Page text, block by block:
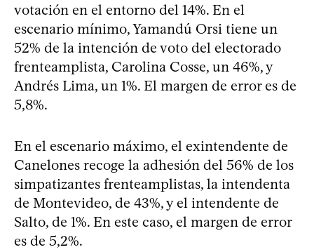
votación en el entorno del 14%. En el
escenario mínimo, Yamandú Orsi tiene un
52% de la intención de voto del electorado
frenteamplista, Carolina Cosse, un 46%, y
Andrés Lima, un 1%. El margen de error es de
5,8%.
En el escenario máximo, el exintendente de
Canelones recoge la adhesión del 56% de los
simpatizantes frenteamplistas, la intendenta
de Montevideo, de 43%, y el intendente de
Salto, de 1%. En este caso, el margen de error
es de 5,2%.